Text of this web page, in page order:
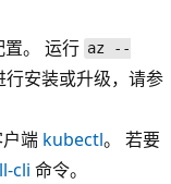
。 运行 az --
安装或升级，请参
端 kubectl。 若要
cli 命令。